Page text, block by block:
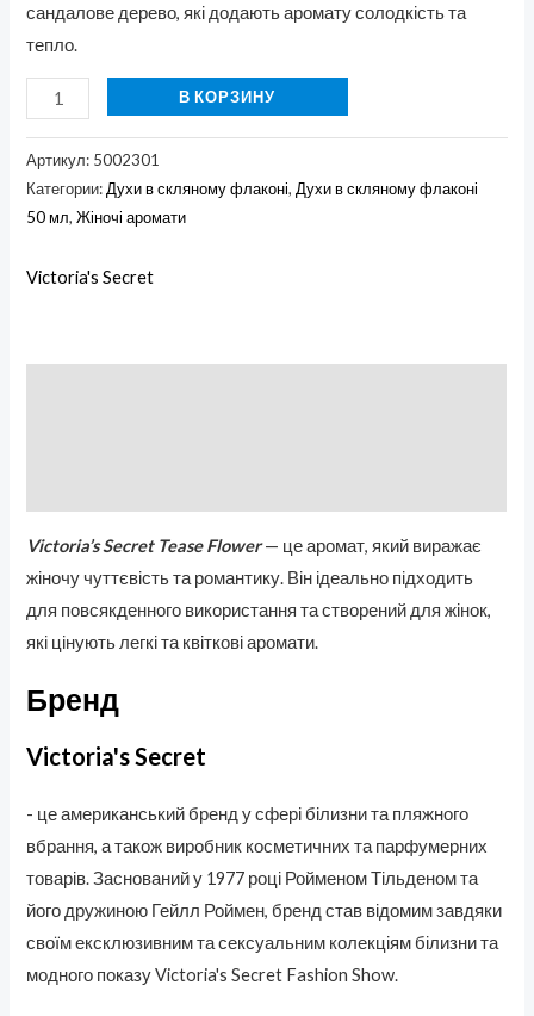
сандалове дерево, які додають аромату солодкість та
тепло.
В КОРЗИНУ
Артикул: 5002301
Категории:Духи в скляному флаконі,Духи в скляному флаконі
50 мл,Жіночі аромати
Victoria's Secret
Victoria’s Secret Tease Flower — це аромат, який виражає
жіночу чуттєвість та романтику. Він ідеально підходить
для повсякденного використання та створений для жінок,
які цінують легкі та квіткові аромати.
Бренд
Victoria's Secret
- це американський бренд у сфері білизни та пляжного
вбрання, а також виробник косметичних та парфумерних
товарів. Заснований у 1977 році Ройменом Тільденом та
його дружиною Гейлл Роймен, бренд став відомим завдяки
своїм ексклюзивним та сексуальним колекціям білизни та
модного показу Victoria's Secret Fashion Show.